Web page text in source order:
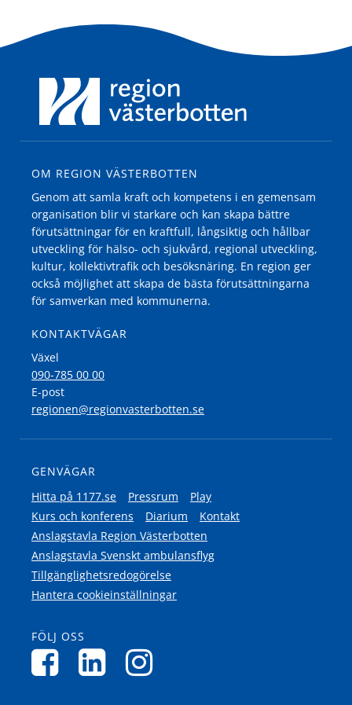
OM REGION VÄSTERBOTTEN
Genom att samla kraft och kompetens i en gemensam
organisation blir vi starkare och kan skapa bättre
förutsättningar för en kraftfull, långsiktig och hållbar
utveckling för hälso- och sjukvård, regional utveckling,
kultur, kollektivtrafik och besöksnäring. En region ger
också möjlighet att skapa de bästa förutsättningarna
för samverkan med kommunerna.
KONTAKTVÄGAR
Växel
090-785 00 00
E-post
regionen@regionvasterbotten.se
GENVÄGAR
Hitta på 1177.se
Pressrum
Play
Kurs och konferens
Diarium
Kontakt
Anslagstavla Region Västerbotten
Anslagstavla Svenskt ambulansflyg
Tillgänglighetsredogörelse
Hantera cookieinställningar
FÖLJ OSS